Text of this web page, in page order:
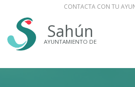
CONTACTA CON TU
Sahún
AYUNTAMIENTO DE